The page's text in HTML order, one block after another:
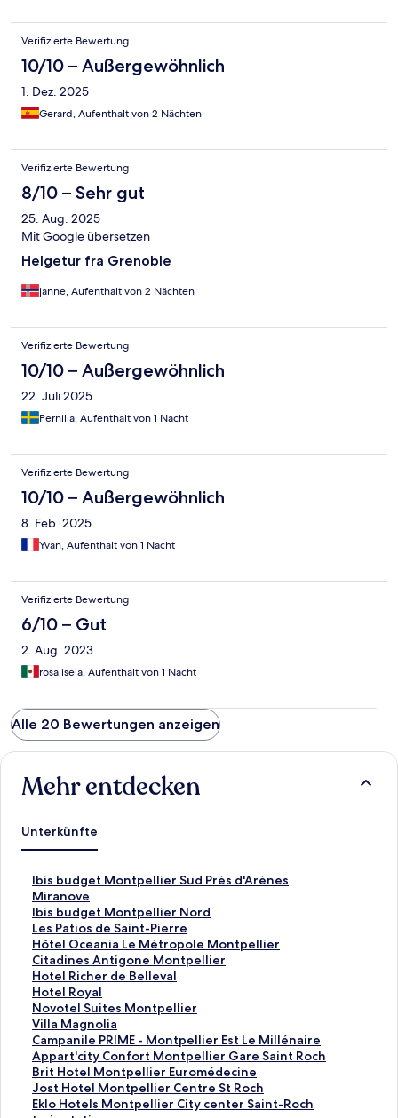
Verifizierte Bewertung
10/10 – Außergewöhnlich
1. Dez. 2025
Gerard, Aufenthalt von 2 Nächten
Verifizierte Bewertung
8/10 – Sehr gut
25. Aug. 2025
Mit Google übersetzen
Helgetur fra Grenoble
janne, Aufenthalt von 2 Nächten
Verifizierte Bewertung
10/10 – Außergewöhnlich
22. Juli 2025
Pernilla, Aufenthalt von 1 Nacht
Verifizierte Bewertung
10/10 – Außergewöhnlich
8. Feb. 2025
Yvan, Aufenthalt von 1 Nacht
Verifizierte Bewertung
6/10 – Gut
2. Aug. 2023
rosa isela, Aufenthalt von 1 Nacht
Alle 20 Bewertungen anzeigen
Mehr entdecken
Unterkünfte
Ibis budget Montpellier Sud Près d'Arènes
L
i
n
k
,
d
e
r
d
i
e
f
o
l
g
Miranove
L
i
n
k
,
d
e
r
d
i
e
f
o
l
Ibis budget Montpellier Nord
L
i
n
k
,
d
e
r
d
i
e
f
o
Les Patios de Saint-Pierre
L
i
n
k
,
d
e
r
d
i
e
f
Hôtel Oceania Le Métropole Montpellier
L
i
n
k
,
d
e
r
d
i
e
Citadines Antigone Montpellier
L
i
n
k
,
d
e
r
d
i
Hotel Richer de Belleval
L
i
n
k
,
d
e
r
d
Hotel Royal
L
i
n
k
,
d
e
r
Novotel Suites Montpellier
L
i
n
k
,
d
e
Villa Magnolia
L
i
n
k
,
d
Campanile PRIME - Montpellier Est Le Millénaire
L
i
n
k
,
Appart'city Confort Montpellier Gare Saint Roch
L
i
n
k
Brit Hotel Montpellier Euromédecine
L
i
n
Jost Hotel Montpellier Centre St Roch
L
iEklo Hotels Montpellier City center Saint-Roch
L